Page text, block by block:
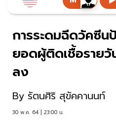
การระดมฉีดวัคซีน
ยอดผู้ติดเชื้อรายวั
ลง
By รัตนศิริ สุขัคคานนท์
30 พ.ค. 64 | 23:00 น.